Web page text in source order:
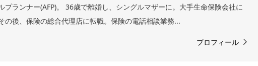
プランナー(AFP)。 36歳で離婚し、シングルマザーに。大手生命保険会社に
の後、保険の総合代理店に転職。保険の電話相談業務...
プロフィール